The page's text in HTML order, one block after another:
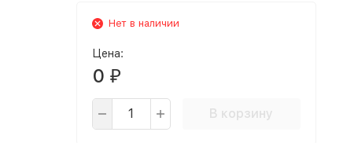
Нет в наличии
Цена:
0 ₽
В корзину